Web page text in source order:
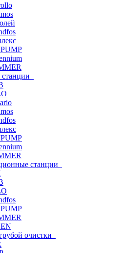
станции
очистки